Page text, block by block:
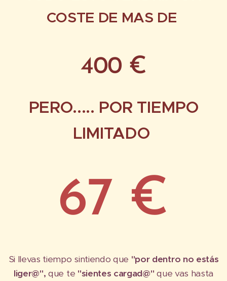
COSTE DE MAS DE
400 €
PERO..... POR TIEMPO
LIMITADO
67 €
Si llevas tiempo sintiendo que "por dentro no estás
liger@", que te "sientes cargad@" que vas hasta